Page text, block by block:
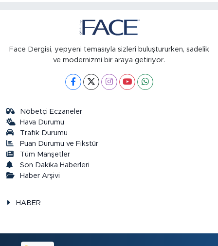
Face Dergisi, yepyeni temasıyla sizleri buluştururken, sadelik
ve modernizmi bir araya getiriyor.
Nöbetçi Eczaneler
Hava Durumu
Trafik Durumu
Puan Durumu ve Fikstür
Tüm Manşetler
Son Dakika Haberleri
Haber Arşivi
HABER